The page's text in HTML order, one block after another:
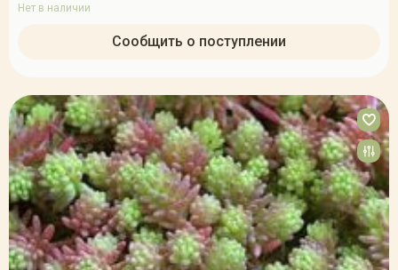
Нет в наличии
Сообщить о поступлении